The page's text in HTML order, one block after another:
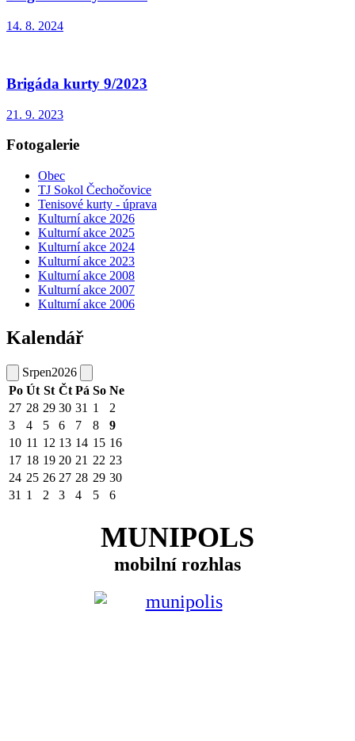
14. 8. 2024
Brigáda kurty 9/2023
21. 9. 2023
Fotogalerie
Obec
TJ Sokol Čechočovice
Tenisové kurty - úprava
Kulturní akce 2026
Kulturní akce 2025
Kulturní akce 2024
Kulturní akce 2023
Kulturní akce 2008
Kulturní akce 2007
Kulturní akce 2006
Kalendář
Srpen2026
Po Út St Čt Pá So Ne
27 28 29 30 31 1
2
3
4 5 6 7 8
9
10 11 12 13 14 15 16
17 18 19 20 21 22 23
24 25 26 27 28 29 30
31 1 2 3 4 5 6
MUNIPOLS
mobilní rozhlas